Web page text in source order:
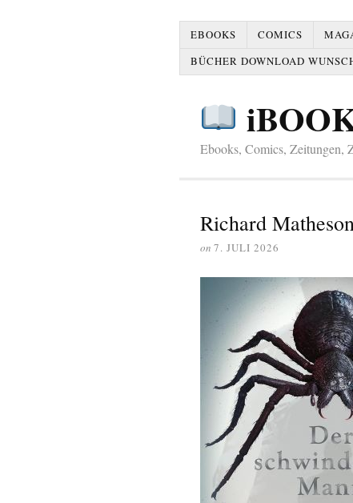
EBOOKS COMICS
BÜCHER DOWNLOAD
Ebooks, Comics, Zeitungen,
Richard
on 7. JULI 2026